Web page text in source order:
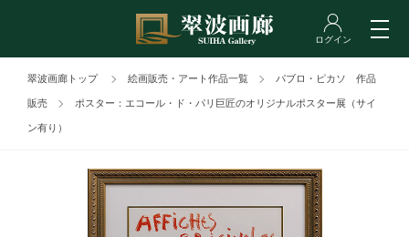
翠波画廊トップ 絵画販売・アート作品一覧 パブロ・ピカソ 作品
販売 ポスター：エコール・ド・パリ巨匠のオリジナルポスター展（サイ
ン有り）